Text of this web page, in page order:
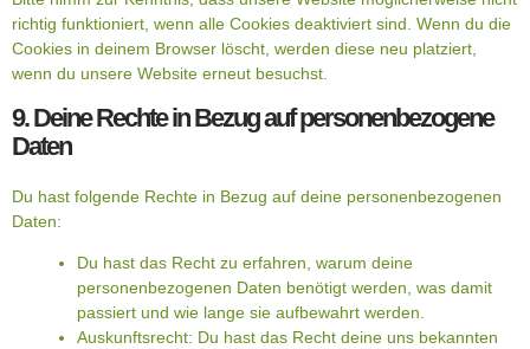
richtig funktioniert, wenn alle Cookies deaktiviert sind. Wenn du die
Cookies in deinem Browser löscht, werden diese neu platziert,
wenn du unsere Website erneut besuchst.
9. Deine Rechte in Bezug auf personenbezogene
Daten
Du hast folgende Rechte in Bezug auf deine personenbezogenen
Daten:
Du hast das Recht zu erfahren, warum deine
personenbezogenen Daten benötigt werden, was damit
passiert und wie lange sie aufbewahrt werden.
Auskunftsrecht: Du hast das Recht deine uns bekannten